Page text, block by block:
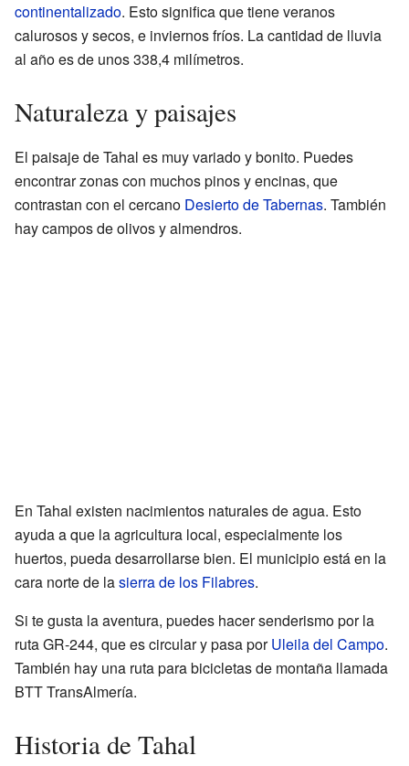
continentalizado. Esto significa que tiene veranos
calurosos y secos, e inviernos fríos. La cantidad de lluvia
al año es de unos 338,4 milímetros.
Naturaleza y paisajes
El paisaje de Tahal es muy variado y bonito. Puedes
encontrar zonas con muchos pinos y encinas, que
contrastan con el cercano Desierto de Tabernas. También
hay campos de olivos y almendros.
En Tahal existen nacimientos naturales de agua. Esto
ayuda a que la agricultura local, especialmente los
huertos, pueda desarrollarse bien. El municipio está en la
cara norte de lasierra de los Filabres.
Si te gusta la aventura, puedes hacer senderismo por la
ruta GR-244, que es circular y pasa porUleila del Campo.
También hay una ruta para bicicletas de montaña llamada
BTT TransAlmería.
Historia de Tahal